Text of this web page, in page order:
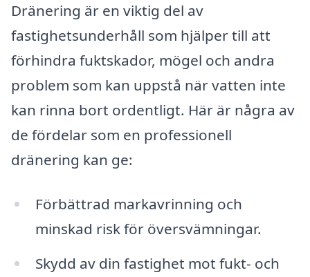
Dränering är en viktig del av
fastighetsunderhåll som hjälper till att
förhindra fuktskador, mögel och andra
problem som kan uppstå när vatten inte
kan rinna bort ordentligt. Här är några av
de fördelar som en professionell
dränering kan ge:
Förbättrad markavrinning och
minskad risk för översvämningar.
Skydd av din fastighet mot fukt- och